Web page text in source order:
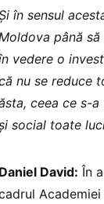
în sensul
Moldova până
vedere o
nu se reduce
ceea ce s-
social toate
Daniel David: În